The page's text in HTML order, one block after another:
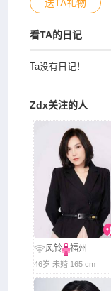
送TA礼物
看TA的日记
Ta没有日记！
Zdx关注的人
风铃 福州
46岁 未婚 165 cm